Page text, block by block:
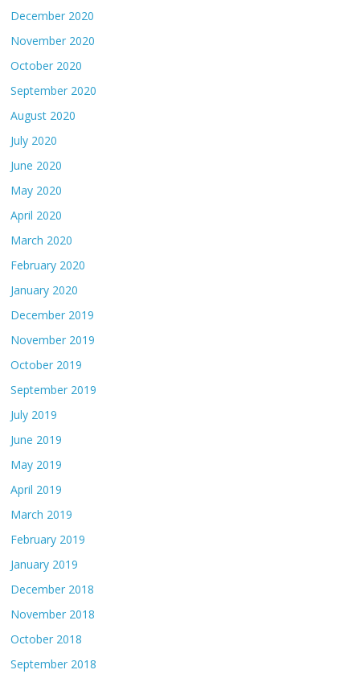
December 2020
November 2020
October 2020
September 2020
August 2020
July 2020
June 2020
May 2020
April 2020
March 2020
February 2020
January 2020
December 2019
November 2019
October 2019
September 2019
July 2019
June 2019
May 2019
April 2019
March 2019
February 2019
January 2019
December 2018
November 2018
October 2018
September 2018